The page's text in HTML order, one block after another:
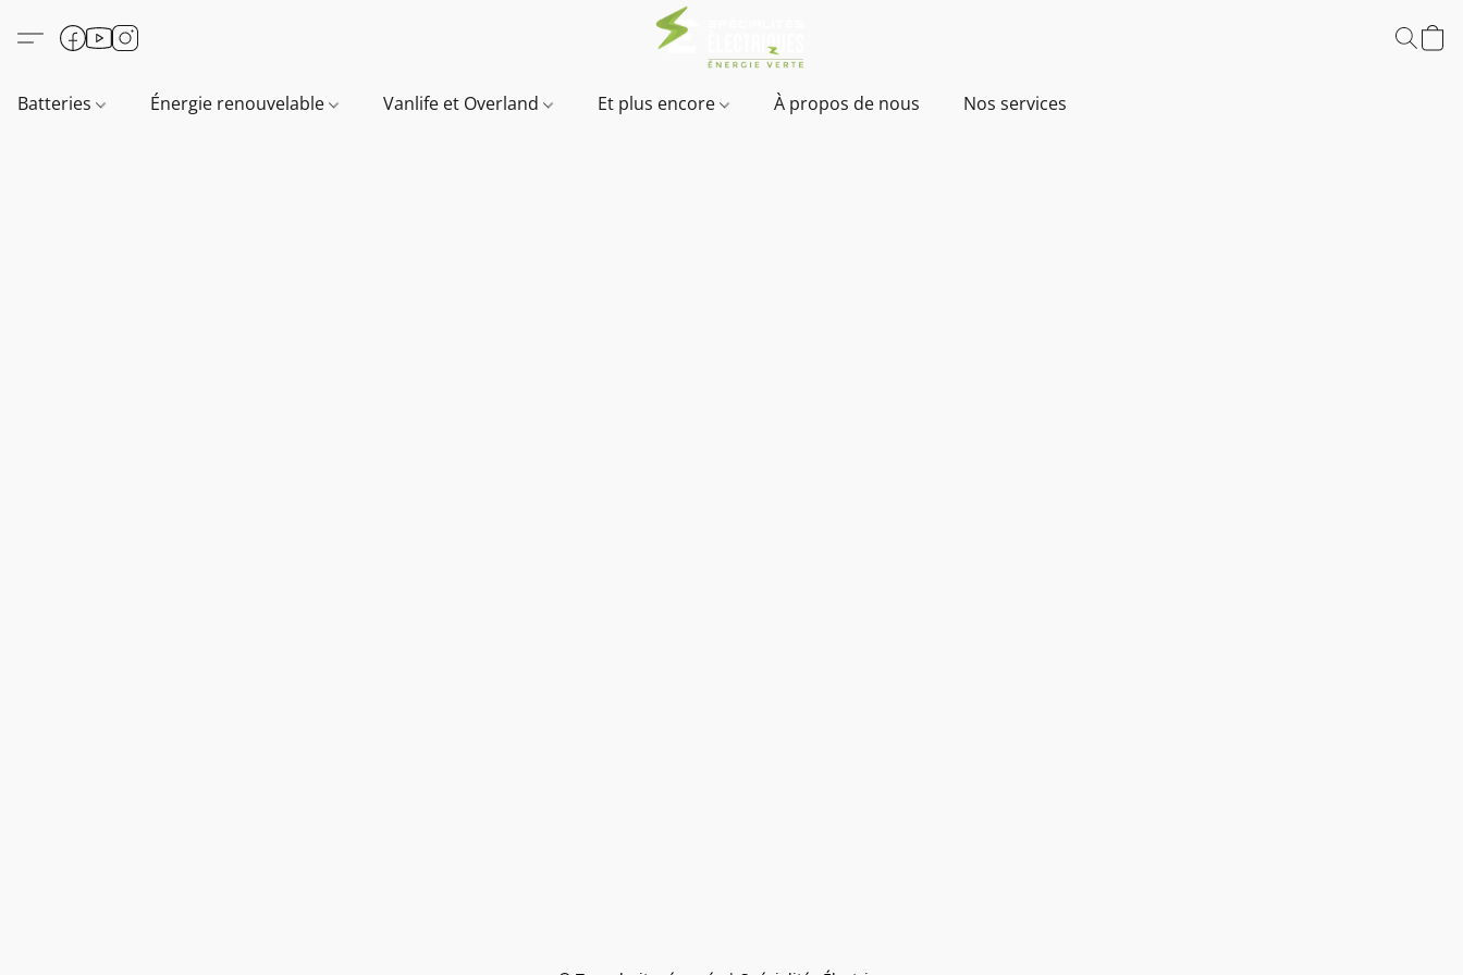
Batteries Énergie renouvelable Vanlife et Overland Et plus encore À propos de nous Nos services